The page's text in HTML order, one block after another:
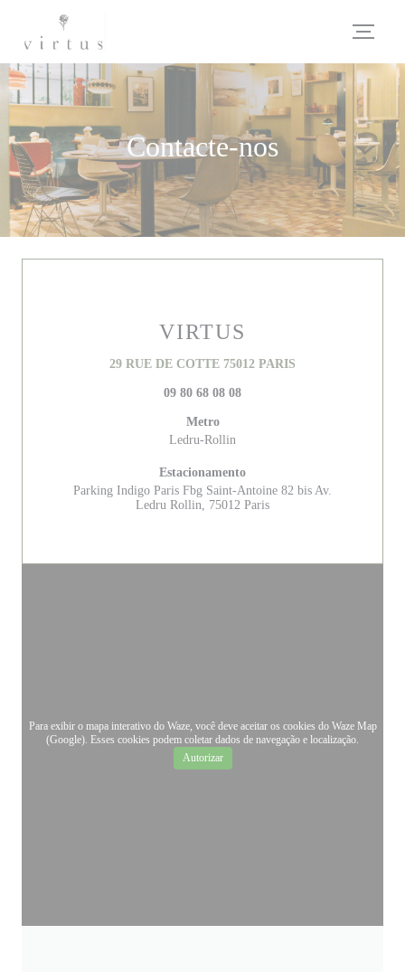
Contacte-nos
VIRTUS
29 RUE DE COTTE 75012 PARIS
09 80 68 08 08
Metro
Ledru-Rollin
Estacionamento
Parking Indigo Paris Fbg Saint-Antoine 82 bis Av.
Ledru Rollin, 75012 Paris
Para exibir o mapa interativo do Waze, você deve aceitar os cookies do Waze Map
(Google). Esses cookies podem coletar dados de navegação e localização.
Autorizar